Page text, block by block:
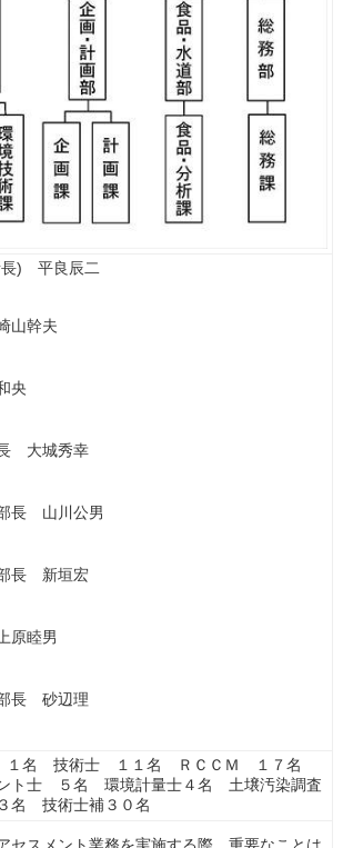
長) 平良辰二
山幹夫
央
大城秀幸
長 山川公男
長 新垣宏
原睦男
長 砂辺理
１名 技術士 １１名 ＲＣＣＭ １７名
ト士 ５名 環境計量士４名 土壌汚染調査
名 技術士補３０名